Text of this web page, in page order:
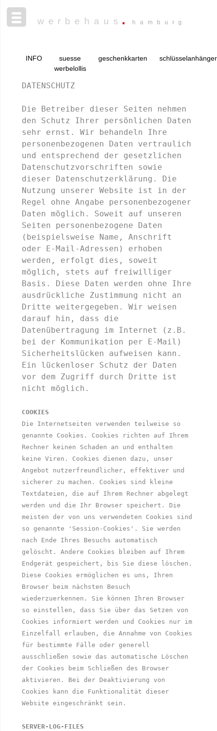
werbehaus hamburg
INFO
suesse
werbelollis
geschenkkarten schlüsselanhänger
DATENSCHUTZ
Die Betreiber dieser Seiten nehmen
den Schutz Ihrer persönlichen Daten
sehr ernst. Wir behandeln Ihre
personenbezogenen Daten vertraulich
und entsprechend der gesetzlichen
Datenschutzvorschriften sowie
dieser Datenschutzerklärung. Die
Nutzung unserer Website ist in der
Regel ohne Angabe personenbezogener
Daten möglich. Soweit auf unseren
Seiten personenbezogene Daten
(beispielsweise Name, Anschrift
oder E-Mail-Adressen) erhoben
werden, erfolgt dies, soweit
möglich, stets auf freiwilliger
Basis. Diese Daten werden ohne Ihre
ausdrückliche Zustimmung nicht an
Dritte weitergegeben. Wir weisen
darauf hin, dass die
Datenübertragung im Internet (z.B.
bei der Kommunikation per E-Mail)
Sicherheitslücken aufweisen kann.
Ein lückenloser Schutz der Daten
vor dem Zugriff durch Dritte ist
nicht möglich.
COOKIES
Die Internetseiten verwenden teilweise so
genannte Cookies. Cookies richten auf Ihrem
Rechner keinen Schaden an und enthalten
keine Viren. Cookies dienen dazu, unser
Angebot nutzerfreundlicher, effektiver und
sicherer zu machen. Cookies sind kleine
Textdateien, die auf Ihrem Rechner abgelegt
werden und die Ihr Browser speichert. Die
meisten der von uns verwendeten Cookies sind
so genannte 'Session-Cookies'. Sie werden
nach Ende Ihres Besuchs automatisch
gelöscht. Andere Cookies bleiben auf Ihrem
Endgerät gespeichert, bis Sie diese löschen.
Diese Cookies ermöglichen es uns, Ihren
Browser beim nächsten Besuch
wiederzuerkennen. Sie können Ihren Browser
so einstellen, dass Sie über das Setzen von
Cookies informiert werden und Cookies nur im
Einzelfall erlauben, die Annahme von Cookies
für bestimmte Fälle oder generell
ausschließen sowie das automatische Löschen
der Cookies beim Schließen des Browser
aktivieren. Bei der Deaktivierung von
Cookies kann die Funktionalität dieser
Website eingeschränkt sein.
SERVER-LOG-FILES